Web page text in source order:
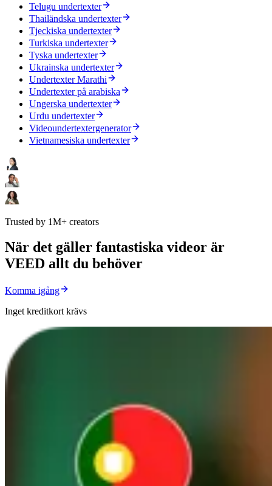
Telugu undertexter
Thailändska undertexter
Tjeckiska undertexter
Turkiska undertexter
Tyska undertexter
Ukrainska undertexter
Undertexter Marathi
Undertexter på arabiska
Ungerska undertexter
Urdu undertexter
Videoundertextergenerator
Vietnamesiska undertexter
Trusted by 1M+ creators
När det gäller fantastiska videor är
VEED allt du behöver
Komma igång
Inget kreditkort krävs